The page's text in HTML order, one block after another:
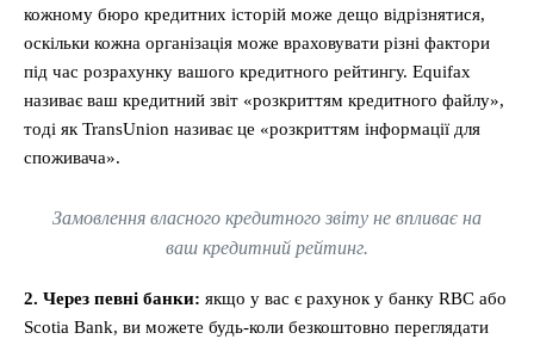
кожному бюро кредитних історій може дещо відрізнятися,
оскільки кожна організація може враховувати різні фактори
під час розрахунку вашого кредитного рейтингу. Equifax
називає ваш кредитний звіт «розкриттям кредитного файлу»,
тоді як TransUnion називає це «розкриттям інформації для
споживача».
Замовлення власного кредитного звіту не впливає на
ваш кредитний рейтинг.
2. Через певні банки: якщо у вас є рахунок у банку RBC або
Scotia Bank, ви можете будь-коли безкоштовно переглядати